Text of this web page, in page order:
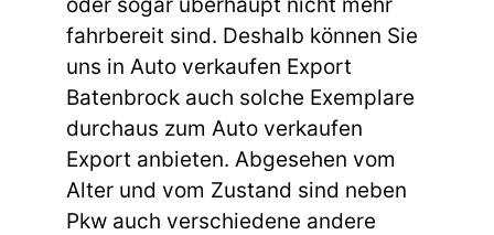
fahrbereit sind. Deshalb können Sie
uns in Auto verkaufen Export
Batenbrock auch solche Exemplare
durchaus zum Auto verkaufen
Export anbieten. Abgesehen vom
Alter und vom Zustand sind neben
Pkw auch verschiedene andere